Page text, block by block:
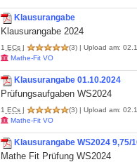
Klausurangabe
Klausurangabe 2024
1 ECs | (3) | Upload am:
Mathe-Fit VO
Klausurangabe 01.10.2024
Prüfungsaufgaben WS2024
1 ECs | (3) | Upload am:
Mathe-Fit VO
Klausurangabe WS2024 9,75/
Mathe Fit Prüfung WS2024